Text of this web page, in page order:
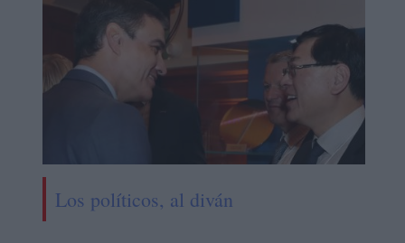
Los políticos, al diván